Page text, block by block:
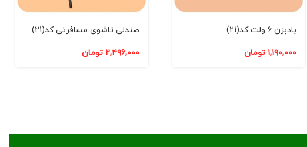
بادبزن 6 ولت کد(21)
۱,۱۹۰,۰۰۰ تومان
صندلی تاشوی مسافرتی کد(21)
۲,۴۹۶,۰۰۰ تومان